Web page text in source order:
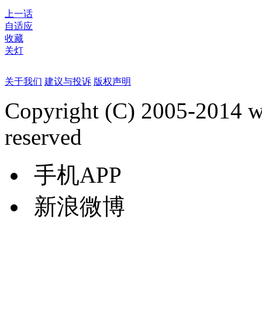
上一话
自适应
收藏
关灯
关于我们 建议与投诉 版权声明
Copyright (C) 2005-2014
reserved
手机APP
新浪微博